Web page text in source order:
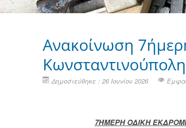
Ανακοίνωση
Δημοσιεύθηκε : 26 Ιουνίου 2026
7ΉΜΕΡΗ ΟΔΙΚΗ